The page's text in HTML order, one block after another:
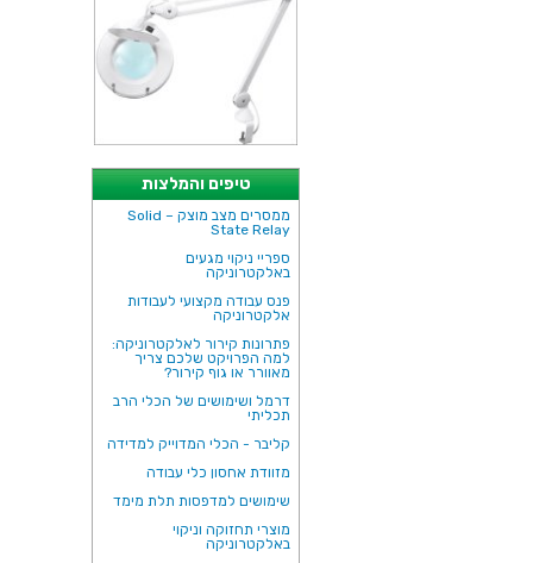
טיפים והמלצות
ממסרים מצב מוצק – Solid
State Relay
ספריי ניקוי מגעים
באלקטרוניקה
פנס עבודה מקצועי לעבודות
אלקטרוניקה
פתרונות קירור לאלקטרוניקה:
למה הפרויקט שלכם צריך
מאוורר או גוף קירור?
דרמל ושימושים של הכלי הרב
תכליתי
קליבר - הכלי המדוייק למדידה
מזוודת אחסון כלי עבודה
שימושים למדפסות תלת מימד
מוצרי תחזוקה וניקוי
באלקטרוניקה